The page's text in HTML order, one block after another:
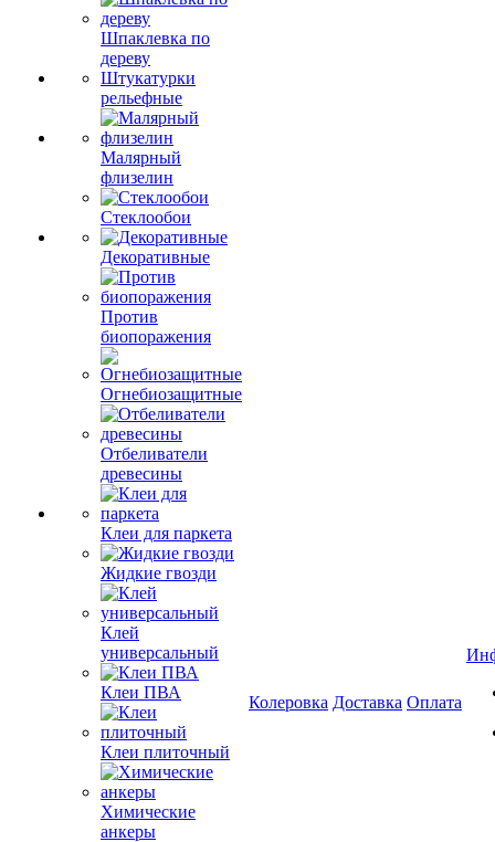
Шпаклевка по
дереву
Штукатурки
рельефные
Малярный
флизелин
Стеклообои
Декоративные
Против
биопоражения
Огнебиозащитные
Отбеливатели
древесины
Клеи для паркета
Жидкие гвозди
Клей
универсальный
Клеи ПВА
Клеи плиточный
Химические
анкеры
Колеровка Доставка Оплата